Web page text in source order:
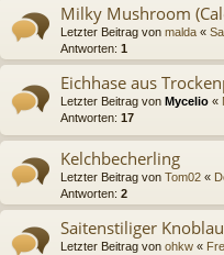
Milky Mushroom
Letzter Beitrag von malda «
Antworten: 1
Eichhase aus
Letzter Beitrag von Mycelio «
Antworten: 17
Kelchbecherling
Letzter Beitrag von Tom02 «
Antworten: 2
Saitenstiliger
Letzter Beitrag von ohkw «